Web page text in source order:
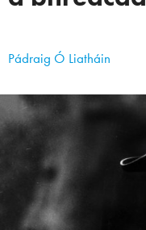
Pádraig Ó Liatháin